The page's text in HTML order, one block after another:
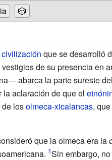
🎲
civilización que se desarrolló
de su presencia en
abarca la parte sureste
aclaración de que el
losolmeca-xicalancas,
que la olmeca era la
Sin embargo,